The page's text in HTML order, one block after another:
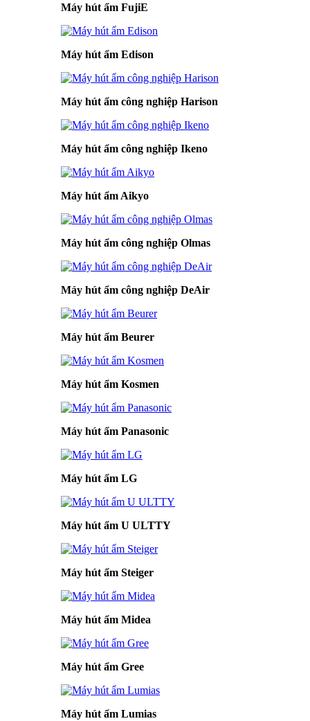
Máy hút ẩm FujiE
Máy hút ẩm Edison
Máy hút ẩm công nghiệp Harison
Máy hút ẩm công nghiệp Ikeno
Máy hút ẩm Aikyo
Máy hút ẩm công nghiệp Olmas
Máy hút ẩm công nghiệp DeAir
Máy hút ẩm Beurer
Máy hút ẩm Kosmen
Máy hút ẩm Panasonic
Máy hút ẩm LG
Máy hút ẩm U ULTTY
Máy hút ẩm Steiger
Máy hút ẩm Midea
Máy hút ẩm Gree
Máy hút ẩm Lumias